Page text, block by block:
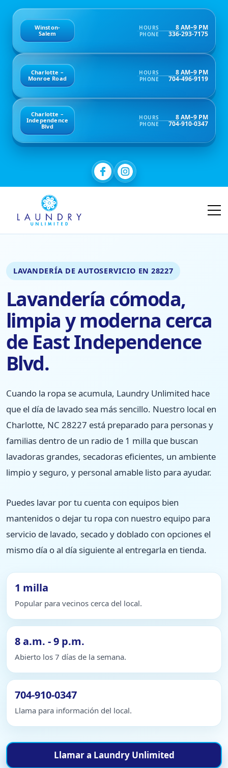
Winston-
Salem
HOURS 8 AM–9 PM
PHONE 336-293-7175
Charlotte –
Monroe Road
HOURS 8 AM–9 PM
PHONE 704-496-9119
Charlotte –
Independence
Blvd
HOURS 8 AM–9 PM
PHONE 704-910-0347
LAVANDERÍA DE AUTOSERVICIO EN 28227
Lavandería cómoda,
limpia y moderna cerca
de East Independence
Blvd.
Cuando la ropa se acumula, Laundry Unlimited hace
que el día de lavado sea más sencillo. Nuestro local en
Charlotte, NC 28227 está preparado para personas y
familias dentro de un radio de 1 milla que buscan
lavadoras grandes, secadoras eficientes, un ambiente
limpio y seguro, y personal amable listo para ayudar.
Puedes lavar por tu cuenta con equipos bien
mantenidos o dejar tu ropa con nuestro equipo para
servicio de lavado, secado y doblado con opciones el
mismo día o al día siguiente al entregarla en tienda.
1 milla
Popular para vecinos cerca del local.
8 a.m. - 9 p.m.
Abierto los 7 días de la semana.
704-910-0347
Llama para información del local.
Llamar a Laundry Unlimited